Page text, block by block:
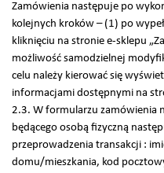
Zamówienia następuje po
kolejnych kroków – (1) po
kliknięciu na stronie e-sklepu
możliwość samodzielnej
celu należy kierować się
informacjami dostępnymi na
2.3. W formularzu zamówienia
będącego osobą fizyczną
przeprowadzenia transakcji :
domu/mieszkania, kod